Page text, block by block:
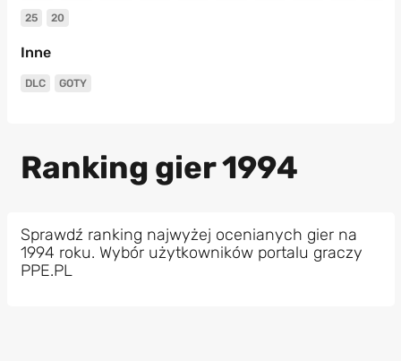
25 20
Inne
DLC GOTY
Ranking gier 1994
Sprawdź ranking najwyżej ocenianych gier na
1994 roku. Wybór użytkowników portalu graczy
PPE.PL